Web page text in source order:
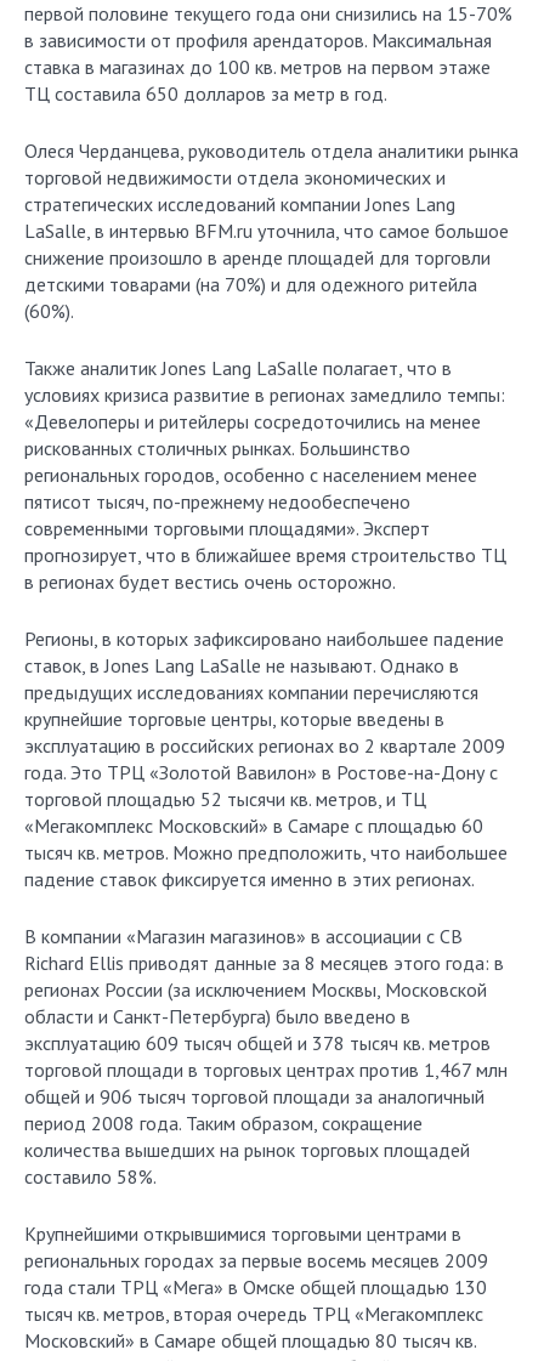
первой половине текущего года они снизились на 15-70%
в зависимости от профиля арендаторов. Максимальная
ставка в магазинах до 100 кв. метров на первом этаже
ТЦ составила 650 долларов за метр в год.
Олеся Черданцева, руководитель отдела аналитики рынка
торговой недвижимости отдела экономических и
стратегических исследований компании Jones Lang
LaSalle, в интервью BFM.ru уточнила, что самое большое
снижение произошло в аренде площадей для торговли
детскими товарами (на 70%) и для одежного ритейла
(60%).
Также аналитик Jones Lang LaSalle полагает, что в
условиях кризиса развитие в регионах замедлило темпы:
«Девелоперы и ритейлеры сосредоточились на менее
рискованных столичных рынках. Большинство
региональных городов, особенно с населением менее
пятисот тысяч, по-прежнему недообеспечено
современными торговыми площадями». Эксперт
прогнозирует, что в ближайшее время строительство ТЦ
в регионах будет вестись очень осторожно.
Регионы, в которых зафиксировано наибольшее падение
ставок, в Jones Lang LaSalle не называют. Однако в
предыдущих исследованиях компании перечисляются
крупнейшие торговые центры, которые введены в
эксплуатацию в российских регионах во 2 квартале 2009
года. Это ТРЦ «Золотой Вавилон» в Ростове-на-Дону с
торговой площадью 52 тысячи кв. метров, и ТЦ
«Мегакомплекс Московский» в Самаре с площадью 60
тысяч кв. метров. Можно предположить, что наибольшее
падение ставок фиксируется именно в этих регионах.
В компании «Магазин магазинов» в ассоциации с СB
Richard Ellis приводят данные за 8 месяцев этого года: в
регионах России (за исключением Москвы, Московской
области и Санкт-Петербурга) было введено в
эксплуатацию 609 тысяч общей и 378 тысяч кв. метров
торговой площади в торговых центрах против 1,467 млн
общей и 906 тысяч торговой площади за аналогичный
период 2008 года. Таким образом, сокращение
количества вышедших на рынок торговых площадей
составило 58%.
Крупнейшими открывшимися торговыми центрами в
региональных городах за первые восемь месяцев 2009
года стали ТРЦ «Мега» в Омске общей площадью 130
тысяч кв. метров, вторая очередь ТРЦ «Мегакомплекс
Московский» в Самаре общей площадью 80 тысяч кв.